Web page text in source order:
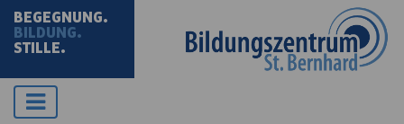
BEGEGNUNG.
BILDUNG.
STILLE.